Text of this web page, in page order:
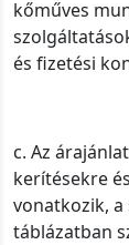
kőműves
és fizetési
c. Az
kerítésekre
vonatkozik,
táblázatban